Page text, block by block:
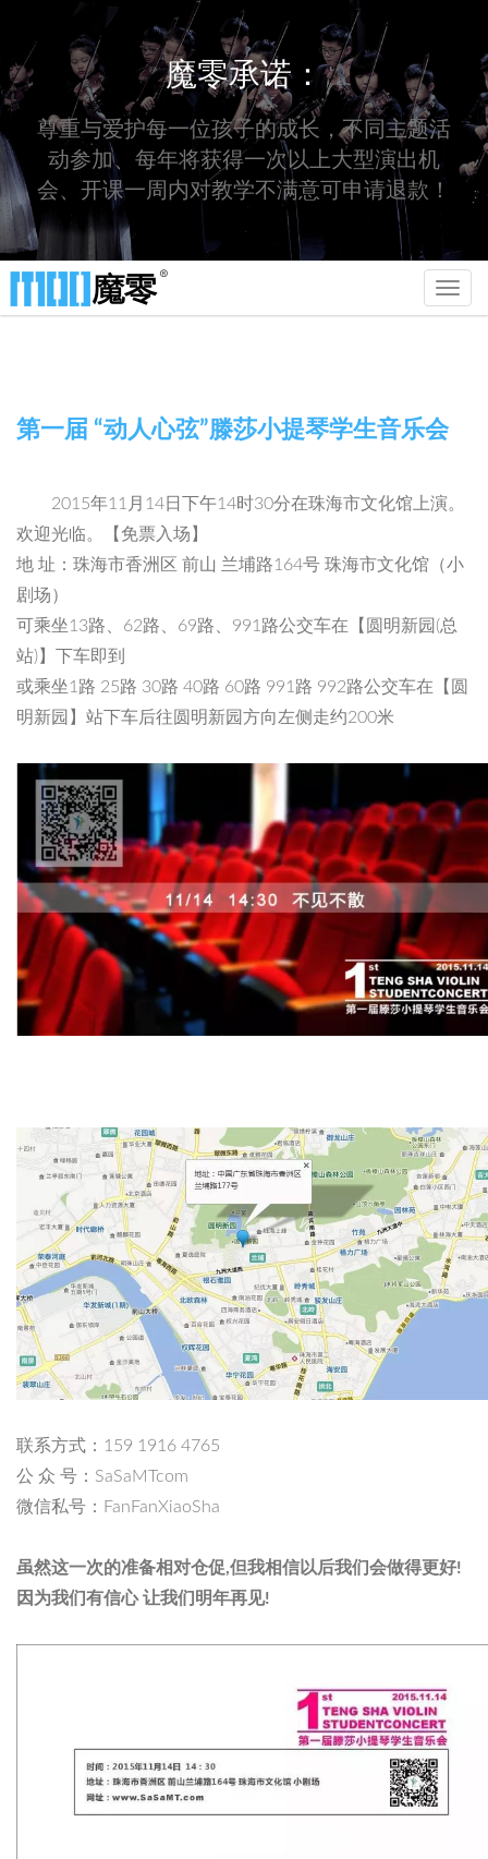
魔零承诺：
尊重与爱护每一位孩子的成长，不同主题活
动参加、每年将获得一次以上大型演出机
会、开课一周内对教学不满意可申请退款！
第一届 “动人心弦”滕莎小提琴学生音乐会
2015年11月14日下午14时30分在珠海市文化馆上演。
欢迎光临。【免票入场】
地 址：珠海市香洲区 前山 兰埔路164号 珠海市文化馆（小
剧场）
可乘坐13路、62路、69路、991路公交车在【圆明新园(总
站)】下车即到
或乘坐1路 25路 30路 40路 60路 991路 992路公交车在【圆
明新园】站下车后往圆明新园方向左侧走约200米
联系方式：159 1916 4765
公 众 号：SaSaMTcom
微信私号：FanFanXiaoSha
虽然这一次的准备相对仓促,但我相信以后我们会做得更好!
因为我们有信心 让我们明年再见!